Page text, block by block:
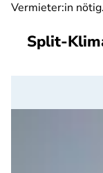
Vermieter:in nötig.
Split-